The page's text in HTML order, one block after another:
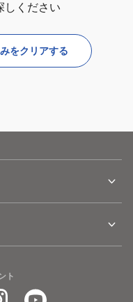
しください
をクリアする
ト